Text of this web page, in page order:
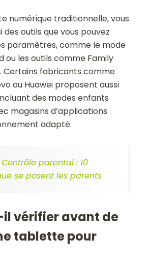
numérique traditionnelle, vous
des outils que vous pouvez
paramètres, comme le mode
ou les outils comme Family
Certains fabricants comme
ou Huawei proposent aussi
des modes enfants
magasins d’applications
adapté.
Contrôle parental : 10
se posent les parents
vérifier avant de
tablette pour